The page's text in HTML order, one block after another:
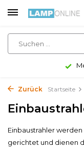
Zurück Startseite
Einbaustrahler
gerichtet und dienen